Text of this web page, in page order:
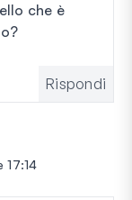
che è
Rispondi
17:14